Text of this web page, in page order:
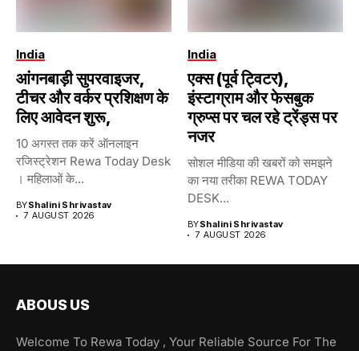
India
आंगनबाड़ी सुपरवाइजर,
टीचर और वर्कर प्रशिक्षण के
लिए आवेदन शुरू,
10 अगस्त तक करें ऑनलाइन
रजिस्ट्रेशन Rewa Today Desk
। महिलाओं के...
BYShalini Shrivastav
7 AUGUST 2026
India
एक्स (पूर्व ट्विटर),
इंस्टाग्राम और फेसबुक
ग्रुप्स पर चल रहे ट्रेंड्स पर
नजर
सोशल मीडिया की खबरों को समझने
का नया तरीका REWA TODAY
DESK...
BYShalini Shrivastav
7 AUGUST 2026
ABOUS US
Welcome To Rewa Today , Your Reliable Source For The